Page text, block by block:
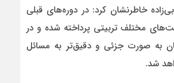
خاطرنشان کرد: در دوره‌های قبلی
مختلف تربیتی پرداخته شده و در
به صورت جزئی و دقیق‌تر به مسائل
شد.